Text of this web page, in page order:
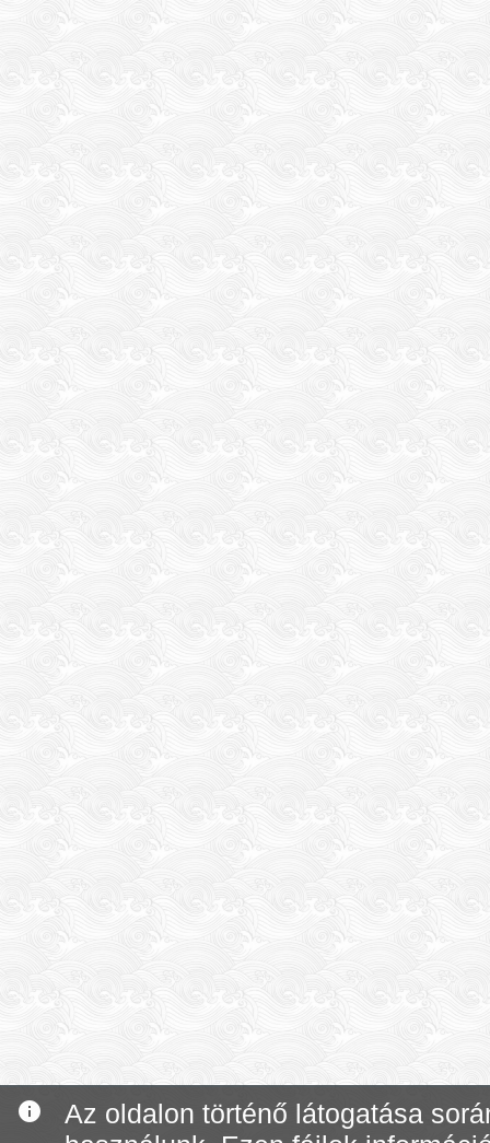
info
Az oldalon történő látogatása